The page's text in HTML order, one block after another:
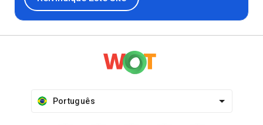
Português